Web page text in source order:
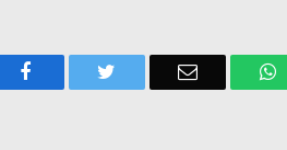
Facebook Email